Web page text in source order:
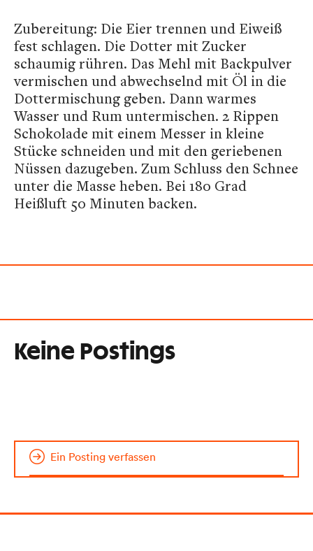
Zubereitung: Die Eier trennen und Eiweiß
fest schlagen. Die Dotter mit Zucker
schaumig rühren. Das Mehl mit Backpulver
vermischen und abwechselnd mit Öl in die
Dottermischung geben. Dann warmes
Wasser und Rum untermischen. 2 Rippen
Schokolade mit einem Messer in kleine
Stücke schneiden und mit den geriebenen
Nüssen dazugeben. Zum Schluss den Schnee
unter die Masse heben. Bei 180 Grad
Heißluft 50 Minuten backen.
Keine Postings
Ein Posting verfassen